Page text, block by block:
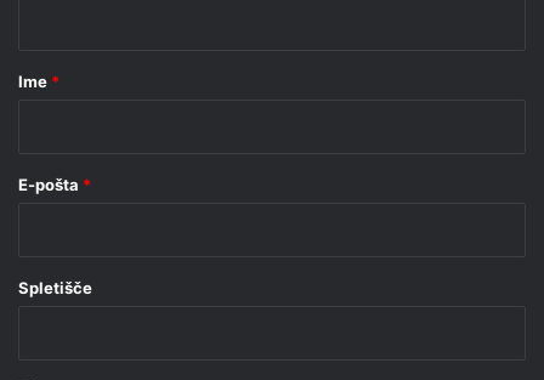
r
Ime *
E-pošta *
Spletišče